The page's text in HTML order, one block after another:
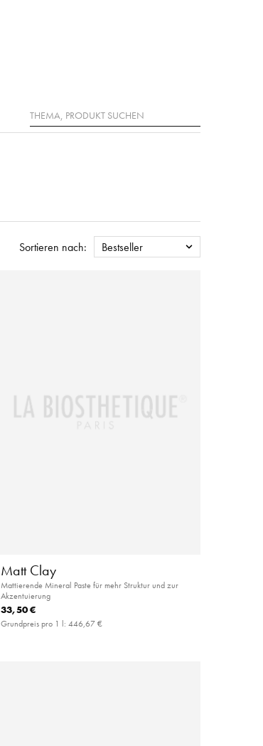
Suche
Sortieren nach: Bestseller
Matt Clay
Mattierende Mineral Paste für mehr Struktur und zur
Akzentuierung
33,50 €
Grundpreis pro 1 l: 446,67 €